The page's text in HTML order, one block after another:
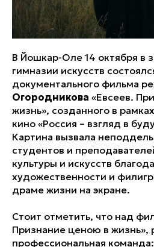
В Йошкар-Оле 14 октября в
гимназии искусств
документального фильма
Огородникова «Евсеев.
жизнь», созданного в
кино «Россия – взгляд в
Картина вызвала
студентов и
культуры и искусств
художественности и
драме жизни на экране.
Стоит отметить, что над
Признание ценою в жизнь»,
профессиональная